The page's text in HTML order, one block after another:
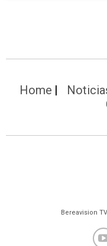
Home
Bereavision